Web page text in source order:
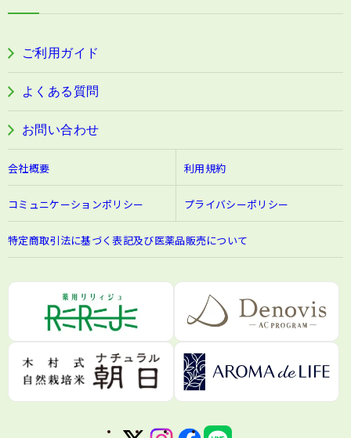
目の疲労感・首肩に感じる負担緩和サプリ
阿波晩茶
色彩マスク
ご利用ガイド
よくある質問
お問い合わせ
会社概要 利用規約
コミュニケーションポリシー プライバシーポリシー
特定商取引法に基づく表記及び医薬品販売について